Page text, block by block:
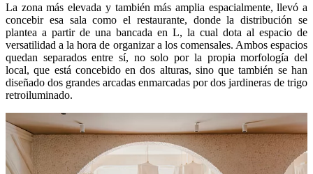
La zona más elevada y también más amplia espacialmente, llevó a
concebir esa sala como el restaurante, donde la distribución se
plantea a partir de una bancada en L, la cual dota al espacio de
versatilidad a la hora de organizar a los comensales. Ambos espacios
quedan separados entre sí, no solo por la propia morfología del
local, que está concebido en dos alturas, sino que también se han
diseñado dos grandes arcadas enmarcadas por dos jardineras de trigo
retroiluminado.